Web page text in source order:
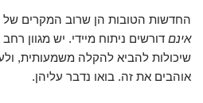
החדשות הטובות הן שרוב המקרים
אינם דורשים ניתוח מיידי. יש מגוון
שיכולות להביא להקלה משמעותית,
אוהבים את זה. בואו נדבר עליהן.